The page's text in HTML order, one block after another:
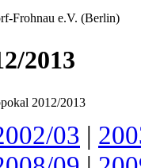
Frohnau e.V. (Berlin)
2013
2012/2013
03 |